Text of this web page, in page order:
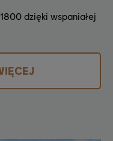
dzięki wspaniałej